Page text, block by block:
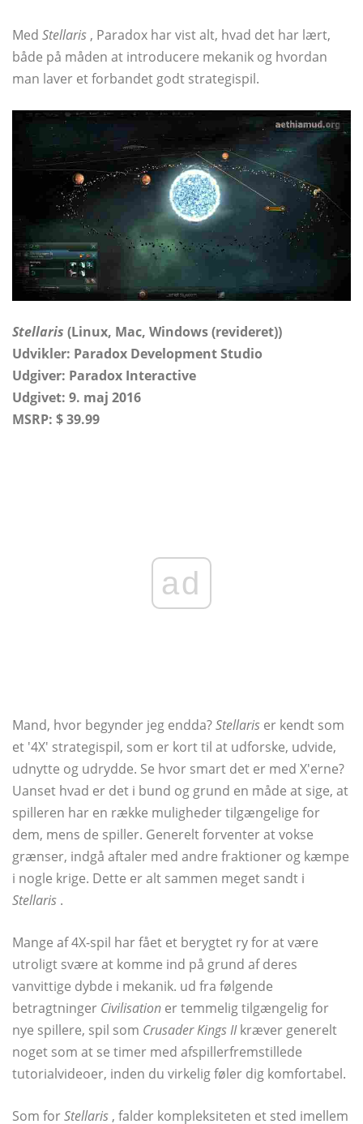
Med Stellaris , Paradox har vist alt, hvad det har lært,
både på måden at introducere mekanik og hvordan
man laver et forbandet godt strategispil.
Stellaris (Linux, Mac, Windows (revideret))
Udvikler: Paradox Development Studio
Udgiver: Paradox Interactive
Udgivet: 9. maj 2016
MSRP: $ 39.99
ad
Mand, hvor begynder jeg endda?Stellaris er kendt som
et '4X' strategispil, som er kort til at udforske, udvide,
udnytte og udrydde. Se hvor smart det er med X'erne?
Uanset hvad er det i bund og grund en måde at sige, at
spilleren har en række muligheder tilgængelige for
dem, mens de spiller. Generelt forventer at vokse
grænser, indgå aftaler med andre fraktioner og kæmpe
i nogle krige. Dette er alt sammen meget sandt i
Stellaris .
Mange af 4X-spil har fået et berygtet ry for at være
utroligt svære at komme ind på grund af deres
vanvittige dybde i mekanik. ud fra følgende
betragtninger Civilisation er temmelig tilgængelig for
nye spillere, spil som Crusader Kings IIkræver generelt
noget som at se timer med afspillerfremstillede
tutorialvideoer, inden du virkelig føler dig komfortabel.
Som forStellaris , falder kompleksiteten et sted imellem